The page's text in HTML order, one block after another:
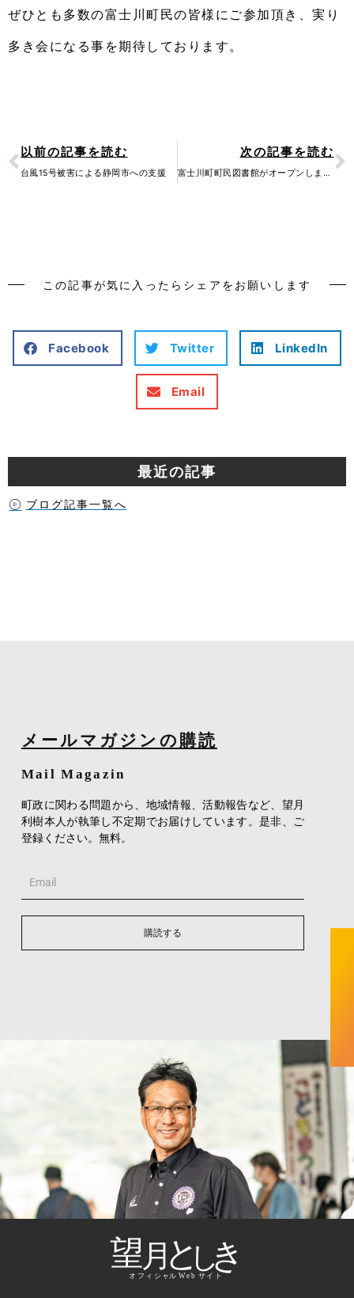
ぜひとも多数の富士川町民の皆様にご参加頂き、実り
多き会になる事を期待しております。
Prev
以前の記事を読む
台風15号被害による静岡市への支援
次の記事を読む
富士川町町民図書館がオープンしました
この記事が気に入ったらシェアをお願いします
Facebook Twitter LinkedIn
Email
最近の記事
ブログ記事一覧へ
メールマガジンの購読
Mail Magazin
町政に関わる問題から、地域情報、活動報告など、望月
利樹本人が執筆し不定期でお届けしています。是非、ご
登録ください。無料。
Email
購読する